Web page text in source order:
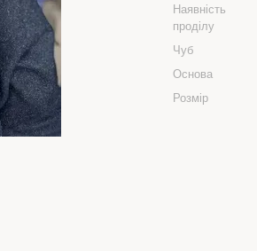
Наявність
проділу
Чуб
Основа
Розмір